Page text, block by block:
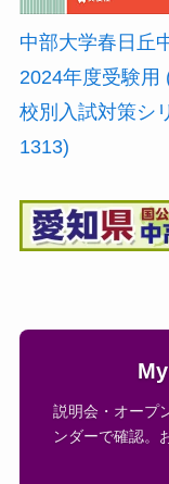
中部大学春日丘
2024年度受験用
校別入試対策シ
1313)
説明会・オープ
ンダーで確認。